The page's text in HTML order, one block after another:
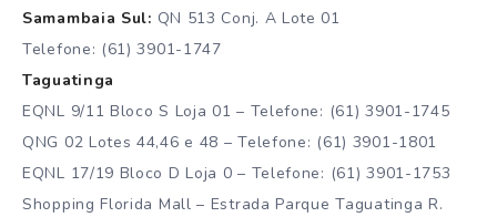
Samambaia Sul: QN 513 Conj. A Lote 01
Telefone: (61) 3901-1747
Taguatinga
EQNL 9/11 Bloco S Loja 01 – Telefone: (61) 3901-1745
QNG 02 Lotes 44,46 e 48 – Telefone: (61) 3901-1801
EQNL 17/19 Bloco D Loja 0 – Telefone: (61) 3901-1753
Shopping Florida Mall – Estrada Parque Taguatinga R.